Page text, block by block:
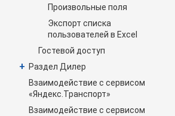
Произвольные поля
Экспорт списка
пользователей в Excel
Гостевой доступ
+ Раздел Дилер
Взаимодействие с сервисом
«Яндекс.Транспорт»
Взаимодействие с сервисом